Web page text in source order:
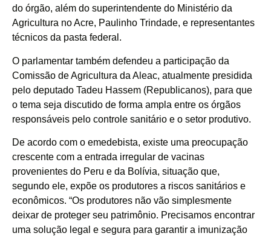
do órgão, além do superintendente do Ministério da
Agricultura no Acre, Paulinho Trindade, e representantes
técnicos da pasta federal.
O parlamentar também defendeu a participação da
Comissão de Agricultura da Aleac, atualmente presidida
pelo deputado Tadeu Hassem (Republicanos), para que
o tema seja discutido de forma ampla entre os órgãos
responsáveis pelo controle sanitário e o setor produtivo.
De acordo com o emedebista, existe uma preocupação
crescente com a entrada irregular de vacinas
provenientes do Peru e da Bolívia, situação que,
segundo ele, expõe os produtores a riscos sanitários e
econômicos. “Os produtores não vão simplesmente
deixar de proteger seu patrimônio. Precisamos encontrar
uma solução legal e segura para garantir a imunização